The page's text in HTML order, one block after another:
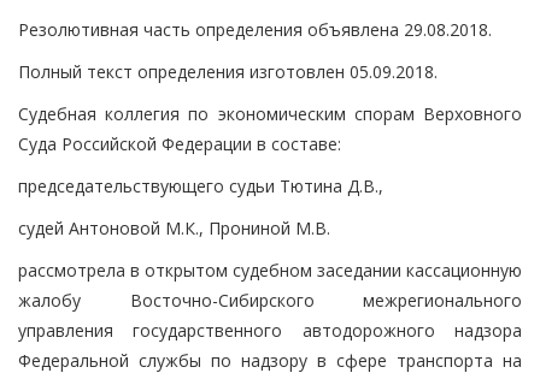
Резолютивная часть определения объявлена 29.08.2018.
Полный текст определения изготовлен 05.09.2018.
Судебная коллегия по экономическим спорам Верховного
Суда Российской Федерации в составе:
председательствующего судьи Тютина Д.В.,
судей Антоновой М.К., Прониной М.В.
рассмотрела в открытом судебном заседании кассационную
жалобу Восточно-Сибирского межрегионального
управления государственного автодорожного надзора
Федеральной службы по надзору в сфере транспорта на